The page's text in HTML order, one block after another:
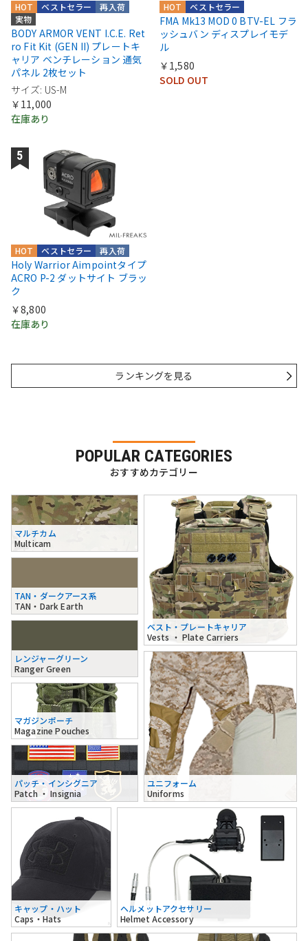
実物
再入荷
ベストセラー
HOT
BODY ARMOR VENT I.C.E. Ret
ro Fit Kit (GEN II) プレートキ
ャリア ベンチレーション 通気
パネル 2枚セット
サイズ: US-M
￥11,000
在庫あり
ベストセラー
HOT
FMA Mk13 MOD 0 BTV-EL フラ
ッシュバン ディスプレイモデ
ル
￥1,580
SOLD OUT
再入荷
ベストセラー
HOT
Holy Warrior Aimpointタイプ
ACRO P-2 ダットサイト ブラッ
ク
￥8,800
在庫あり
ランキングを見る
POPULAR CATEGORIES
おすすめカテゴリー
マルチカム
Multicam
TAN・ダークアース系
TAN・Dark Earth
レンジャーグリーン
Ranger Green
ベスト・プレートキャリア
Vests ・ Plate Carriers
マガジンポーチ
Magazine Pouches
パッチ・インシグニア
Patch ・ Insignia
ユニフォーム
Uniforms
キャップ・ハット
Caps・Hats
ヘルメットアクセサリー
Helmet Accessory